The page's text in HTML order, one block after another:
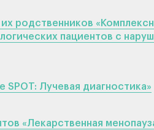
родственников
пациентов с
SPOT: Лучевая диагностика»
«Лекарственная